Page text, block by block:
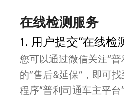
在线检测服务
1. 用户提交“在线
您可以通过微信关注“
的“售后&延保”，即可
程序“普利司通车主平